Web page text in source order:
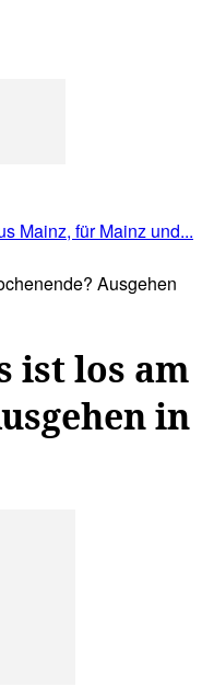
Ausgehen
ist los am
in